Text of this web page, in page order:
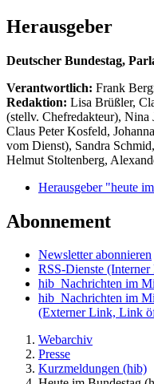
Herausgeber
Deutscher Bundestag,
Verantwortlich: Frank
Redaktion: Lisa Brüßler,
(stellv. Chefredakteur), Nina
Claus Peter Kosfeld,
vom Dienst), Sandra
Helmut Stoltenberg,
Herausgeber "heute
Abonnement
Newsletter abonnieren
RSS-Dienste
hib_Nachrichten im
hib_Nachrichten im
(Externer Link, Link
Webarchiv
Presse
Kurzmeldungen (hib)